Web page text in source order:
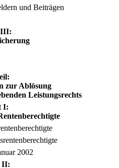
und Beiträgen
III:
zur Ablösung
Leistungsrechts
I:
2002
II: